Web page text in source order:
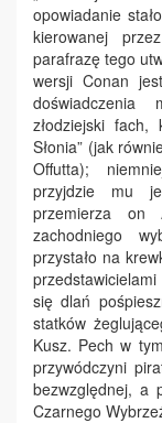
opowiadanie
kierowanej
parafrazę tego
wersji Conan
doświadczenia
złodziejski
Słonia” (jak
Offutta);
przyjdzie mu
przemierza on
zachodniego
przystało na
się dlań
statków
Kusz. Pech w
przywódczyni
bezwzględnej, a
Czarnego